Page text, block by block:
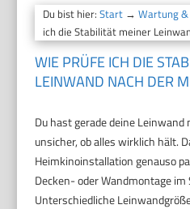
Du bist hier:Start →Wartung
ich die Stabilität meiner
WIE PRÜFE ICH DIE
LEINWAND NACH DER
Du hast gerade deine
unsicher, ob alles wirklich hält.
Heimkinoinstallation genauso
Decken- oder Wandmontage
Unterschiedliche